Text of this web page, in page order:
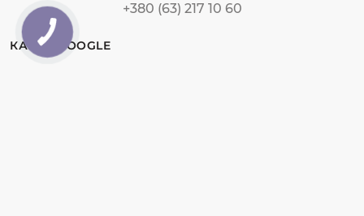
+380 (63) 217 10 60
КАРТА GOOGLE